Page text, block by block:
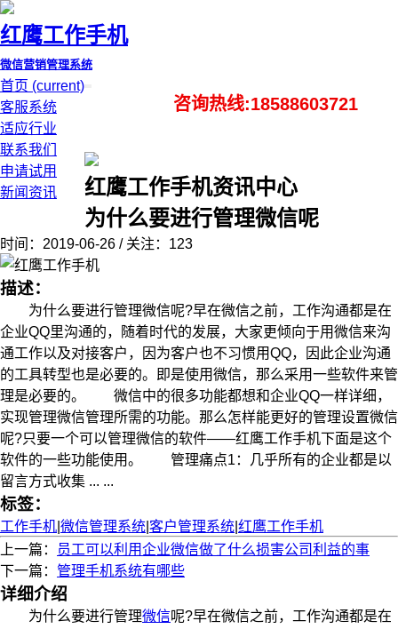
红鹰工作手机
微信营销管理系统
首页 (current)
客服系统
适应行业
联系我们
申请试用
新闻资讯
咨询热线:18588603721
红鹰工作手机资讯中心
为什么要进行管理微信​呢
时间：2019-06-26 / 关注：123
描述：
为什么要进行管理微信呢?早在微信之前，工作沟通都是在
企业QQ里沟通的，随着时代的发展，大家更倾向于用微信来沟
通工作以及对接客户，因为客户也不习惯用QQ，因此企业沟通
的工具转型也是必要的。即是使用微信，那么采用一些软件来管
理是必要的。 微信中的很多功能都想和企业QQ一样详细，
实现管理微信管理所需的功能。那么怎样能更好的管理设置微信
呢?只要一个可以管理微信的软件——红鹰工作手机下面是这个
软件的一些功能使用。 管理痛点1：几乎所有的企业都是以
留言方式收集 ... ...
标签：
工作手机 微信管理系统 客户管理系统 红鹰工作手机
上一篇：
员工可以利用企业微信做了什么损害公司利益的事
下一篇： 管理手机系统有哪些
详细介绍
为什么要进行管理微信呢?早在微信之前，工作沟通都是在